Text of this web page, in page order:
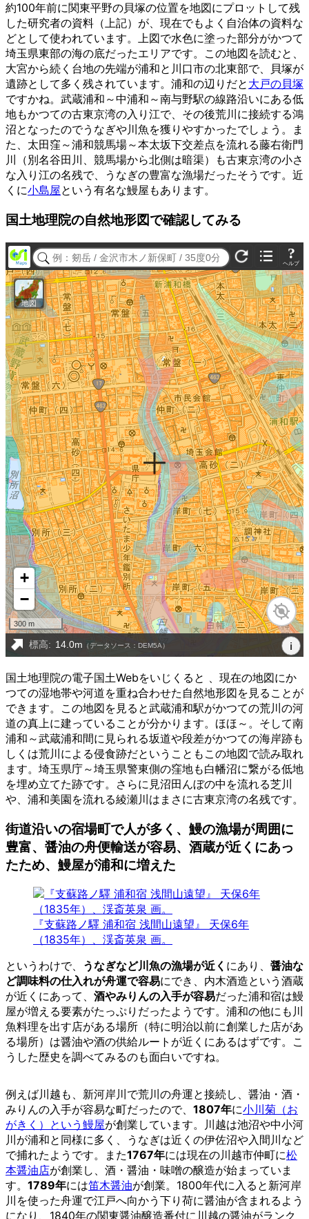
約100年前に関東平野の貝塚の位置を地図にプロットして残
した研究者の資料（上記）が、現在でもよく自治体の資料な
どとして使われています。上図で水色に塗った部分がかつて
埼玉県東部の海の底だったエリアです。この地図を読むと、
大宮から続く台地の先端が浦和と川口市の北東部で、貝塚が
遺跡として多く残されています。浦和の辺りだと 大戸の貝塚
ですかね。武蔵浦和～中浦和～南与野駅の線路沿いにある低
地もかつての古東京湾の入り江で、その後荒川に接続する鴻
沼となったのでうなぎや川魚を獲りやすかったでしょう。ま
た、太田窪～浦和競馬場～本太坂下交差点を流れる藤右衛門
川（別名谷田川、競馬場から北側は暗渠）も古東京湾の小さ
な入り江の名残で、うなぎの豊富な漁場だったそうです。近
くに小島屋という有名な鰻屋もあります。
国土地理院の自然地形図で確認してみる
国土地理院の電子国土Webをいじくると 、現在の地図にか
つての湿地帯や河道を重ね合わせた自然地形図を見ることが
できます。この地図を見ると武蔵浦和駅がかつての荒川の河
道の真上に建っていることが分かります。ほほ～。そして南
浦和～武蔵浦和間に見られる坂道や段差がかつての海岸跡も
しくは荒川による侵食跡だということもこの地図で読み取れ
ます。埼玉県庁～埼玉県警東側の窪地も白幡沼に繋がる低地
を埋め立てた跡です。さらに見沼田んぼの中を流れる芝川
や、浦和美園を流れる綾瀬川はまさに古東京湾の名残です。
街道沿いの宿場町で人が多く、鰻の漁場が周囲に
豊富、醤油の舟便輸送が容易、酒蔵が近くにあっ
たため、鰻屋が浦和に増えた
『支蘇路ノ驛 浦和宿 浅間山遠望』 天保6年
（1835年）、渓斎英泉 画。
というわけで、 うなぎなど川魚の漁場が近く にあり、 醤油な
ど調味料の仕入れが舟運で容易にでき、内木酒造という酒蔵
が近くにあって、 酒やみりんの入手が容易だった浦和宿は鰻
屋が増える要素がたっぷりだったようです。浦和の他にも川
魚料理を出す店がある場所（特に明治以前に創業した店があ
る場所）は醤油や酒の供給ルートが近くにあるはずです。こ
うした歴史を調べてみるのも面白いですね。
例えば川越も、新河岸川で荒川の舟運と接続し、醤油・酒・
みりんの入手が容易な町だったので、 1807年に小川菊（お
がきく）という鰻屋が創業しています。川越は池沼や中小河
川が浦和と同様に多く、うなぎは近くの伊佐沼や入間川など
で捕れたようです。また1767年には現在の川越市仲町に松
本醤油店が創業し、酒・醤油・味噌の醸造が始まっていま
す。 1789年には笛木醤油が創業。1800年代に入ると新河岸
川を使った舟運で江戸へ向かう下り荷に醤油が含まれるよう
になり、1840年の関東醤油醸造番付に川越の醤油がランク